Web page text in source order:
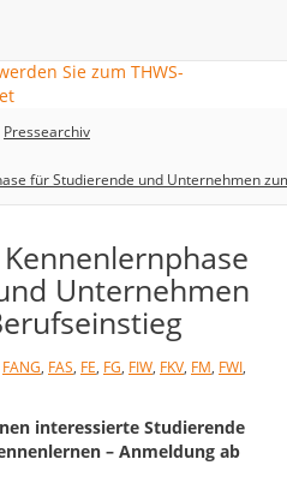
Pressearchiv
für Studierende und Unternehmen
Unternehmen
FANG, FAS, FE, FG, FIW, FKV, FM, FWI,
interessierte Studierende
– Anmeldung ab